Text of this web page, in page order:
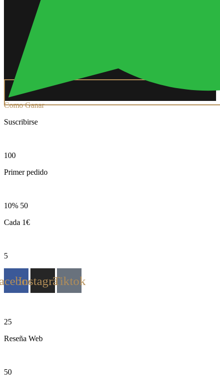
Como Ganar
Suscribirse
100
Primer pedido
10% 50
Cada 1€
5
InstagramTiktok
25
Reseña Web
50